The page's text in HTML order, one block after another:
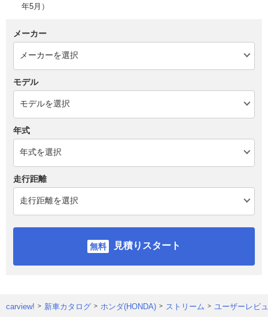
年5月）
メーカー
モデル
年式
走行距離
見積りスタート
carview! 新車カタログ ホンダ(HONDA) ストリーム ユーザーレビ